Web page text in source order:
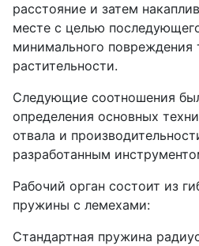
расстояние и затем
месте с целью
минимального повреждения
растительности.
Следующие соотношения
определения основных
отвала и
разработанным
Рабочий орган состоит из
пружины с лемехами:
Стандартная пружина